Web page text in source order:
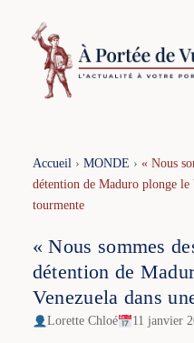
contenu
Accueil› MONDE › « Nous
détention de Maduro plonge le
tourmente
« Nous sommes
détention de
Venezuela dans
Lorette Chloé 11 janvier